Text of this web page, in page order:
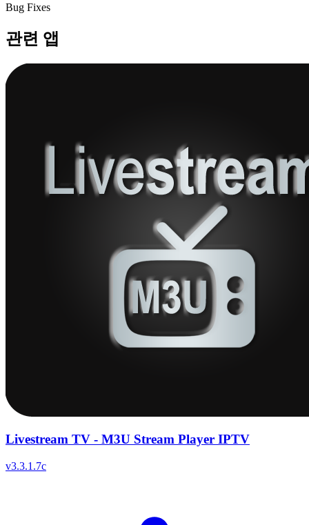
Bug Fixes
관련 앱
Livestream TV - M3U Stream Player IPTV
v3.3.1.7c